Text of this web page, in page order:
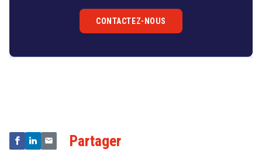
CONTACTEZ-NOUS
Partager